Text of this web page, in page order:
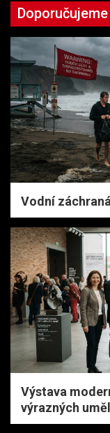
Doporučujeme
Vodní
Výstava
výrazných